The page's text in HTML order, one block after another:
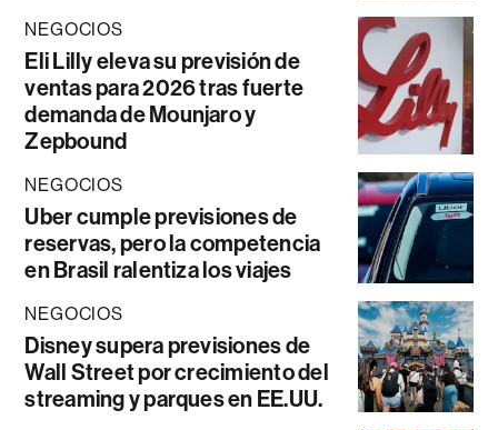
NEGOCIOS
Eli Lilly eleva su previsión de
ventas para 2026 tras fuerte
demanda de Mounjaro y
Zepbound
NEGOCIOS
Uber cumple previsiones de
reservas, pero la competencia
en Brasil ralentiza los viajes
NEGOCIOS
Disney supera previsiones de
Wall Street por crecimiento del
streaming y parques en EE.UU.